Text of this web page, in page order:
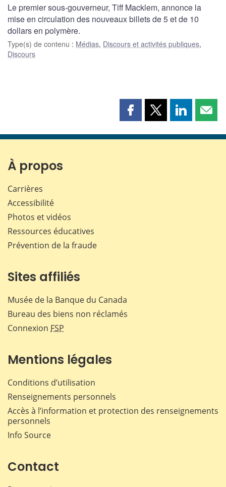
Le premier sous-gouverneur, Tiff Macklem, annonce la
mise en circulation des nouveaux billets de 5 et de 10
dollars en polymère.
Type(s) de contenu : Médias, Discours et activités publiques,
Discours
Partager
page
Partager
page
Partager
page page
À propos
Carrières
Accessibilité
Photos et vidéos
Ressources éducatives
Prévention de la fraude
Sites affiliés
Musée de la Banque du Canada
Bureau des biens non réclamés
Connexion FSP
Mentions légales
Conditions d’utilisation
Renseignements personnels
Accès à l’information et protection des renseignements
personnels
Info Source
Contact